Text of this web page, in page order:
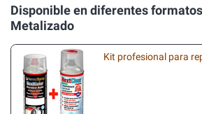
Disponible en diferentes
Metalizado
Kit profesional para